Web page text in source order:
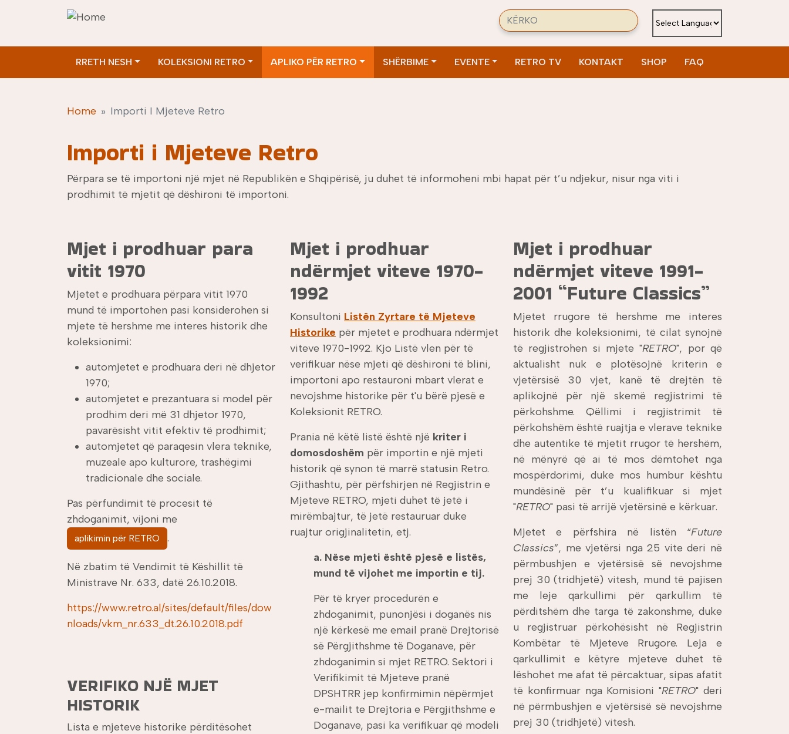
Skip to main content
Search
Main menu
RRETH NESH KOLEKSIONI RETRO APLIKO PËR RETRO SHËRBIME EVENTE RETRO TV KONTAKT SHOP FAQ
Home Importi I Mjeteve Retro
Importi i Mjeteve Retro
Përpara se të importoni një mjet në Republikën e Shqipërisë, ju duhet të informoheni mbi hapat për t’u ndjekur, nisur nga viti i
prodhimit të mjetit që dëshironi të importoni.
Mjet i prodhuar para
vitit 1970
Mjetet e prodhuara përpara vitit 1970
mund të importohen pasi konsiderohen si
mjete të hershme me interes historik dhe
koleksionimi:
automjetet e prodhuara deri në dhjetor
1970;
automjetet e prezantuara si model për
prodhim deri më 31 dhjetor 1970,
pavarësisht vitit efektiv të prodhimit;
automjetet që paraqesin vlera teknike,
muzeale apo kulturore, trashëgimi
tradicionale dhe sociale.
Pas përfundimit të procesit të
zhdoganimit, vijoni me
aplikimin për RETRO .
Në zbatim të Vendimit të Këshillit të
Ministrave Nr. 633, datë 26.10.2018.
https://www.retro.al/sites/default/files/dow
nloads/vkm_nr.633_dt.26.10.2018.pdf
VERIFIKO NJË MJET
HISTORIK
Lista e mjeteve historike përditësohet
Mjet i prodhuar
ndërmjet viteve 1970-
1992
Konsultoni Listën Zyrtare të Mjeteve
Historike për mjetet e prodhuara ndërmjet
viteve 1970-1992. Kjo Listë vlen për të
verifikuar nëse mjeti që dëshironi të blini,
importoni apo restauroni mbart vlerat e
nevojshme historike për t'u bërë pjesë e
Koleksionit RETRO.
Prania në këtë listë është një kriter i
domosdoshëm për importin e një mjeti
historik që synon të marrë statusin Retro.
Gjithashtu, për përfshirjen në Regjistrin e
Mjeteve RETRO, mjeti duhet të jetë i
mirëmbajtur, të jetë restauruar duke
ruajtur origjinalitetin, etj.
a. Nëse mjeti është pjesë e listës,
mund të vijohet me importin e tij.
Për të kryer procedurën e
zhdoganimit, punonjësi i doganës nis
një kërkesë me email pranë Drejtorisë
së Përgjithshme të Doganave, për
zhdoganimin si mjet RETRO. Sektori i
Verifikimit të Mjeteve pranë
DPSHTRR jep konfirmimin nëpërmjet
e-mailit te Drejtoria e Përgjithshme e
Doganave, pasi ka verifikuar që modeli
Mjet i prodhuar
ndërmjet viteve 1991-
2001 “Future Classics”
Mjetet rrugore të hershme me interes
historik dhe koleksionimi, të cilat synojnë
të regjistrohen si mjete "RETRO", por që
aktualisht nuk e plotësojnë kriterin e
vjetërsisë 30 vjet, kanë të drejtën të
aplikojnë për një skemë regjistrimi të
përkohshme. Qëllimi i regjistrimit të
përkohshëm është ruajtja e vlerave teknike
dhe autentike të mjetit rrugor të hershëm,
në mënyrë që ai të mos dëmtohet nga
mospërdorimi, duke mos humbur kështu
mundësinë për t’u kualifikuar si mjet
"RETRO" pasi të arrijë vjetërsinë e kërkuar.
Mjetet e përfshira në listën “Future
Classics”, me vjetërsi nga 25 vite deri në
përmbushjen e vjetërsisë së nevojshme
prej 30 (tridhjetë) vitesh, mund të pajisen
me leje qarkullimi për qarkullim të
përditshëm dhe targa të zakonshme, duke
u regjistruar përkohësisht në Regjistrin
Kombëtar të Mjeteve Rrugore. Leja e
qarkullimit e këtyre mjeteve duhet të
lëshohet me afat të përcaktuar, sipas afatit
të konfirmuar nga Komisioni "RETRO" deri
në përmbushjen e vjetërsisë së nevojshme
prej 30 (tridhjetë) vitesh.